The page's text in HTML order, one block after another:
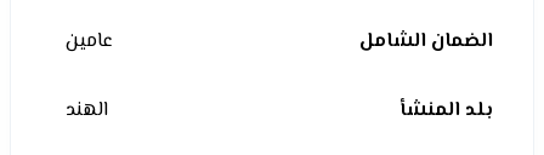
الضمان الشامل عامين
بلد المنشأ الهند